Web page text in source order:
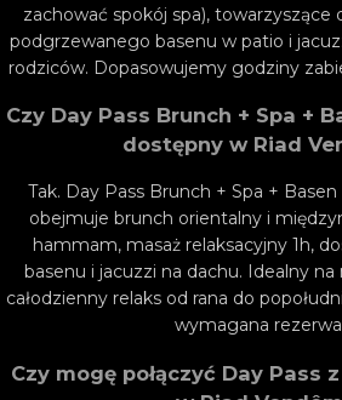
zachować spokój spa), towarzyszące
podgrzewanego basenu w patio i
rodziców. Dopasowujemy godziny
Czy Day Pass Brunch + Spa +
dostępny w Riad
Tak. Day Pass Brunch + Spa +
obejmuje brunch orientalny i
hammam, masaż relaksacyjny 1h,
basenu i jacuzzi na dachu. Idealny
całodzienny relaks od rana do
wymagana
Czy mogę połączyć Day Pass